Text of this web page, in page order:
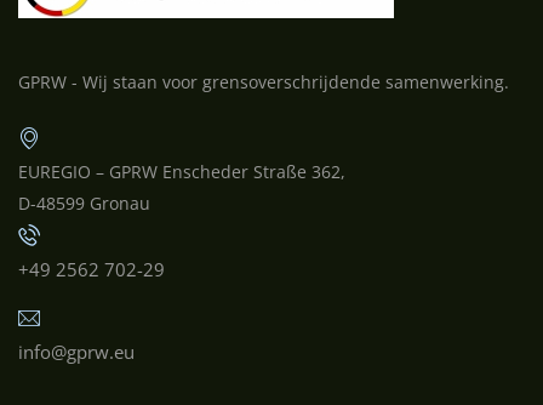
GPRW - Wij staan voor grensoverschrijdende samenwerking.
EUREGIO – GPRW Enscheder Straße 362,
D-48599 Gronau
+49 2562 702-29
info@gprw.eu